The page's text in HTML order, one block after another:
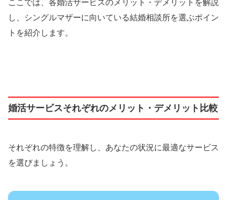
ここでは、各婚活サービスのメリット・デメリットを解説
し、シングルマザーに向いている結婚相談所を選ぶポイン
トを紹介します。
婚活サービスそれぞれのメリット・デメリット比較
それぞれの特徴を理解し、あなたの状況に最適なサービス
を選びましょう。